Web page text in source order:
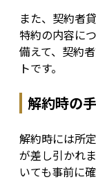
また、契約者
特約の内容に
備えて、契約
トです。
解約時の
解約時には所
が差し引かれ
いても事前に